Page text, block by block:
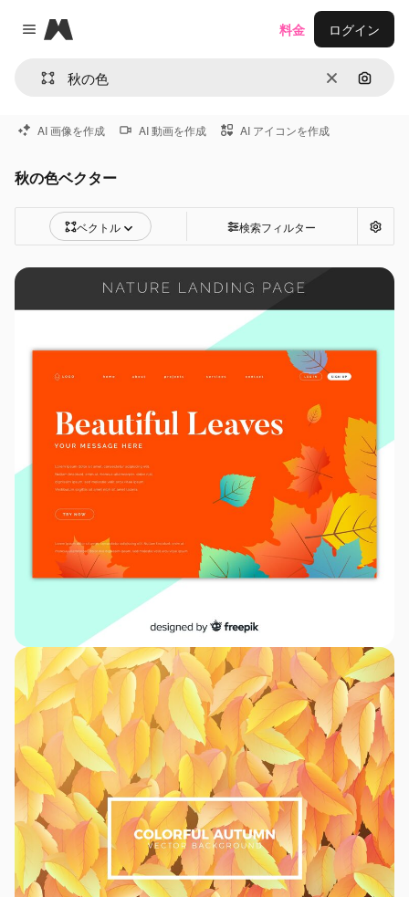
Close menu
Magnific
消去 画像で
料金 ログイン
AI 画像を作成 AI 動画を作成 AI アイコンを作成
秋の色ベクター
ベクトル 検索フィルター